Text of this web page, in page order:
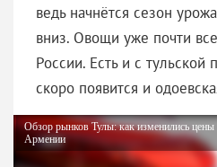
ведь начнётся сезон
вниз. Овощи уже почти
России. Есть и с тульской
скоро появится и
Обзор рынков Тулы: как изменились цены
Армении